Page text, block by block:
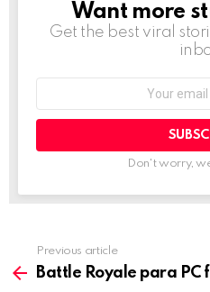
NEWSLETTER
Want more
Get the best viral
Don't worry,
more
Previous article
Battle Royale para PC